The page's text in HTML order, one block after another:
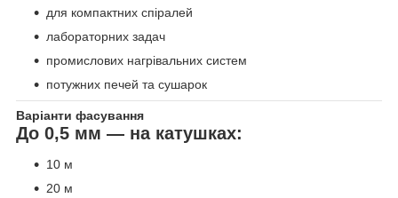
для компактних спіралей
лабораторних задач
промислових нагрівальних систем
потужних печей та сушарок
Варіанти фасування
До 0,5 мм — на катушках:
10 м
20 м